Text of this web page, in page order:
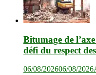
Bitumage de
défi du respect
06/08/202606/08/2026